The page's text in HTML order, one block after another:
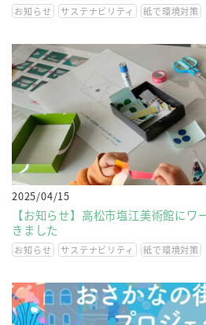
お知らせ サステナビリティ 紙で環境対策
2025/04/15
【お知らせ】高松市塩江美術館に
きました
お知らせ サステナビリティ 紙で環境対策